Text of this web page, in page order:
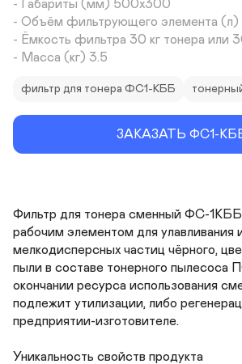
- Габариты (мм) 500х300
- Объём фильтрующего элемента (л)
- Ёмкость фильтра 30 кг тонера или
- Масса (кг) 3.5
фильтр для тонера ФС1-КББ
ЗАКАЗАТЬ ФС1-
Фильтр для тонера сменный ФС-1КББ
рабочим элементом для улавливания
мелкодисперсных частиц чёрного,
пыли в составе тонерного
окончании ресурса использования
подлежит утилизации, либо
предприятии-изготовителе.
Уникальность свойств продукта